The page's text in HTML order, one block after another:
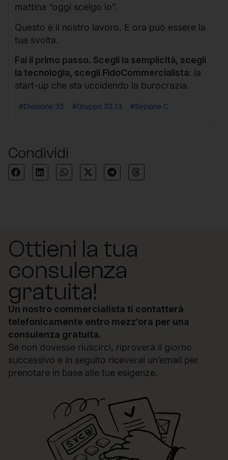
mattina “oggi scelgo io”.
Questo è il nostro lavoro. E ora può essere la
tua svolta.
Fai il primo passo. Scegli la semplicità, scegli
la tecnologia, scegli FidoCommercialista: la
start-up che sta uccidendo la burocrazia.
#Divisione 32 #Gruppo 32.13 #Sezione C
Condividi
Ottieni la tua
consulenza
gratuita!
Un nostro commercialista ti contatterà
telefonicamente entro mezz’ora per una
consulenza gratuita.
Se non dovesse riuscirci, riproverà il giorno
successivo e in seguito riceverai un’email per
prenotare in base alle tue esigenze.